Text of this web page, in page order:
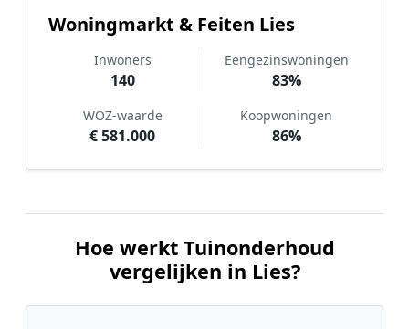
Woningmarkt & Feiten Lies
Inwoners
140
Eengezinswoningen
83%
WOZ-waarde
€ 581.000
Koopwoningen
86%
Hoe werkt Tuinonderhoud
vergelijken in Lies?